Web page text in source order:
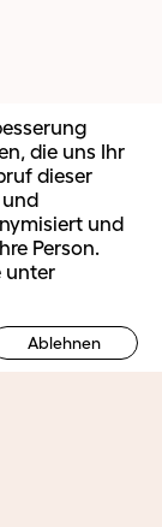
die uns Ihr
dieser
und
Person.
unter
Ablehnen